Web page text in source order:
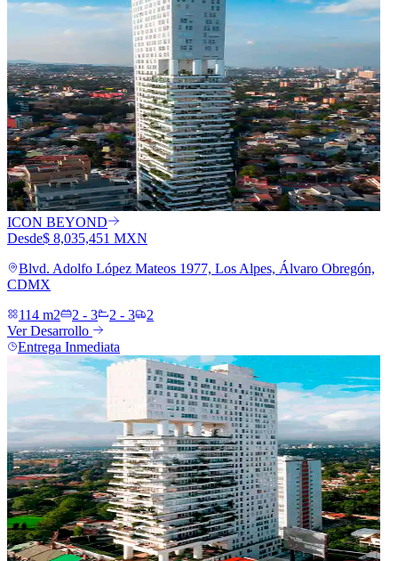
ICON BEYOND
Desde$ 8,035,451 MXN
Blvd. Adolfo López Mateos 1977, Los Alpes, Álvaro Obregón,
CDMX
114 m2
2 - 3 2 - 3
2
Ver Desarrollo
Entrega Inmediata